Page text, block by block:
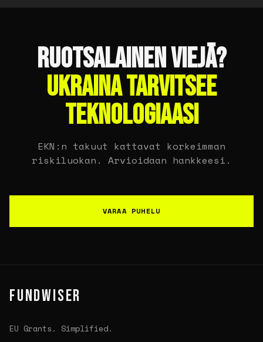
RUOTSALAINEN VIEJÄ?
UKRAINA TARVITSEE
TEKNOLOGIAASI
EKN:n takuut kattavat korkeimman
riskiluokan. Arvioidaan hankkeesi.
VARAA PUHELU
FUNDWISER
EU Grants. Simplified.